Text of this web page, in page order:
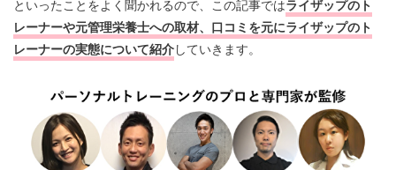
といったことをよく聞かれるので、この記事ではライザップのト
レーナーや元管理栄養士への取材、口コミを元にライザップのト
レーナーの実態について紹介していきます。